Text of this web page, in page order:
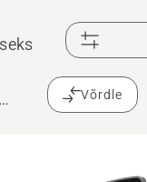
Võrdle